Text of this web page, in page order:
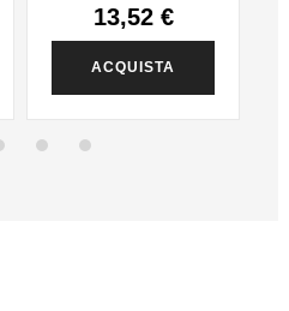
20ml
13,52 €
ACQUISTA